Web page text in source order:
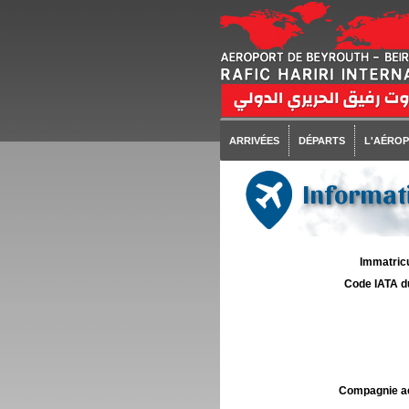
ARRIVÉES DÉPARTS
Code IATA
Compagnie